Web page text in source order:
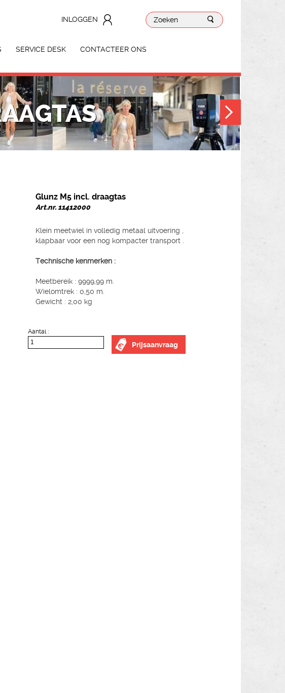
INLOGGEN
SERVICE DESK CONTACTEER ONS
Glunz M5 incl. draagtas
Art.nr. 11412000
Klein meetwiel in volledig metaal uitvoering ,
klapbaar voor een nog kompacter transport .
Technische kenmerken :
Meetbereik : 9999,99 m.
Wielomtrek : 0,50 m.
Gewicht : 2,00 kg
Aantal :
Prijsaanvraag